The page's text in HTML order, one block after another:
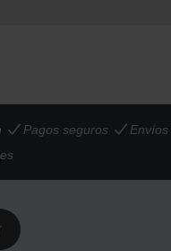
Pagos seguros
Envíos